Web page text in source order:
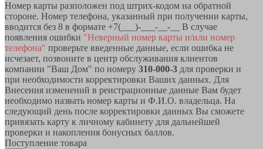
Номер карты разположен под штрих-кодом на обратной
стороне. Номер телефона, указанный при получении карты,
вводится без 8 в формате +7(___)-___-__-__ В случае
появления ошибки "Неверный номер карты и/или номер
телефона" проверьте введенные данные, если ошибка не
исчезает, позвоните в центр обслуживания клиентов
компании "Ваш Дом" по номеру 310-000-3 для проверки и
при необходимости корректировки Ваших данных. Для
Внесения изменений в реистрационные данные Вам будет
необходимо назвать номер карты и Ф.И.О. владельца. На
следующий день после корректировки данных Вы сможете
привязать карту к личному кабинету для дальнейшей
проверки и накопления бонусных баллов.
Поступление товара